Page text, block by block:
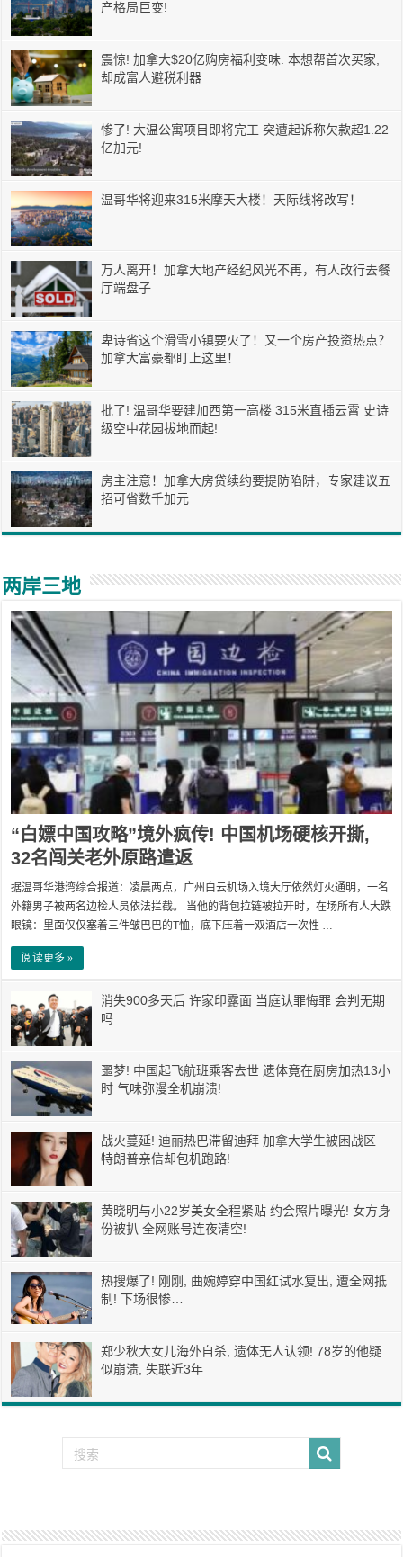
产格局巨变!
震惊! 加拿大$20亿购房福利变味: 本想帮首次买家,
却成富人避税利器
惨了! 大温公寓项目即将完工 突遭起诉称欠款超1.22
亿加元!
温哥华将迎来315米摩天大楼！天际线将改写！
万人离开！加拿大地产经纪风光不再，有人改行去餐
厅端盘子
卑诗省这个滑雪小镇要火了！又一个房产投资热点？
加拿大富豪都盯上这里！
批了! 温哥华要建加西第一高楼 315米直插云霄 史诗
级空中花园拔地而起!
房主注意！加拿大房贷续约要提防陷阱，专家建议五
招可省数千加元
两岸三地
“白嫖中国攻略”境外疯传! 中国机场硬核开撕,
32名闯关老外原路遣返
据温哥华港湾综合报道：凌晨两点，广州白云机场入境大厅依然灯火通明，一名
外籍男子被两名边检人员依法拦截。 当他的背包拉链被拉开时，在场所有人大跌
眼镜：里面仅仅塞着三件皱巴巴的T恤，底下压着一双酒店一次性 …
阅读更多 »
消失900多天后 许家印露面 当庭认罪悔罪 会判无期
吗
噩梦! 中国起飞航班乘客去世 遗体竟在厨房加热13小
时 气味弥漫全机崩溃!
战火蔓延! 迪丽热巴滞留迪拜 加拿大学生被困战区
特朗普亲信却包机跑路!
黄晓明与小22岁美女全程紧贴 约会照片曝光! 女方身
份被扒 全网账号连夜清空!
热搜爆了! 刚刚, 曲婉婷穿中国红试水复出, 遭全网抵
制! 下场很惨…
郑少秋大女儿海外自杀, 遗体无人认领! 78岁的他疑
似崩溃, 失联近3年